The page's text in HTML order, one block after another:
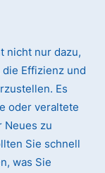
nicht nur dazu,
Effizienz und
Es
oder veraltete
Neues zu
Sie schnell
was Sie